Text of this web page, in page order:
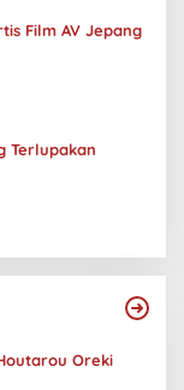
Film AV Jepang
Terlupakan
Oreki